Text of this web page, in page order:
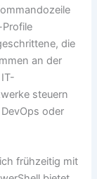
die
an der
steuern
oder
frühzeitig mit